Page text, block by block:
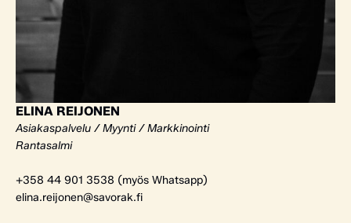
ELINA REIJONEN
Asiakaspalvelu / Myynti / Markkinointi
Rantasalmi
+358 44 901 3538 (myös Whatsapp)
elina.reijonen@savorak.fi